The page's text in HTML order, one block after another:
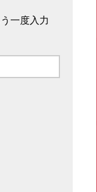
一度入力